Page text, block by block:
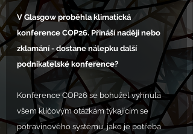
V Glasgow proběhla klimatická
konference COP26. Přináší naději nebo
zklamání - dostane nálepku další
podnikatelské konference?
Konference COP26 se bohužel vyhnula
všem klíčovým otázkám týkajícím se
potravinového systému, jako je potřeba